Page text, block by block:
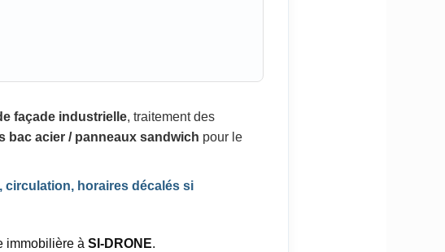
façade industrielle, traitement des
bac acier / panneaux sandwich pour le
circulation, horaires décalés si
immobilière à SI-DRONE.